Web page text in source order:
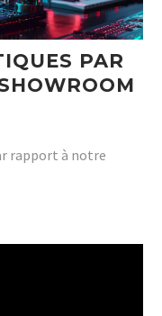
PAR
rapport à notre